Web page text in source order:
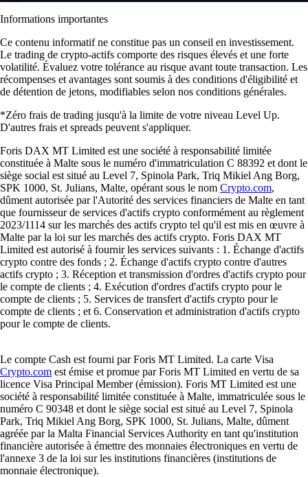
Informations importantes
Ce contenu informatif ne constitue pas un conseil en investissement.
Le trading de crypto-actifs comporte des risques élevés et une forte
volatilité. Évaluez votre tolérance au risque avant toute transaction. Les
récompenses et avantages sont soumis à des conditions d'éligibilité et
de détention de jetons, modifiables selon nos conditions générales.
*Zéro frais de trading jusqu'à la limite de votre niveau Level Up.
D'autres frais et spreads peuvent s'appliquer.
Foris DAX MT Limited est une société à responsabilité limitée
constituée à Malte sous le numéro d'immatriculation C 88392 et dont le
siège social est situé au Level 7, Spinola Park, Triq Mikiel Ang Borg,
SPK 1000, St. Julians, Malte, opérant sous le nom Crypto.com,
dûment autorisée par l'Autorité des services financiers de Malte en tant
que fournisseur de services d'actifs crypto conformément au règlement
2023/1114 sur les marchés des actifs crypto tel qu'il est mis en œuvre à
Malte par la loi sur les marchés des actifs crypto. Foris DAX MT
Limited est autorisé à fournir les services suivants : 1. Échange d'actifs
crypto contre des fonds ; 2. Échange d'actifs crypto contre d'autres
actifs crypto ; 3. Réception et transmission d'ordres d'actifs crypto pour
le compte de clients ; 4. Exécution d'ordres d'actifs crypto pour le
compte de clients ; 5. Services de transfert d'actifs crypto pour le
compte de clients ; et 6. Conservation et administration d'actifs crypto
pour le compte de clients.
Le compte Cash est fourni par Foris MT Limited. La carte Visa
Crypto.com est émise et promue par Foris MT Limited en vertu de sa
licence Visa Principal Member (émission). Foris MT Limited est une
société à responsabilité limitée constituée à Malte, immatriculée sous le
numéro C 90348 et dont le siège social est situé au Level 7, Spinola
Park, Triq Mikiel Ang Borg, SPK 1000, St. Julians, Malte, dûment
agréée par la Malta Financial Services Authority en tant qu'institution
financière autorisée à émettre des monnaies électroniques en vertu de
l'annexe 3 de la loi sur les institutions financières (institutions de
monnaie électronique).